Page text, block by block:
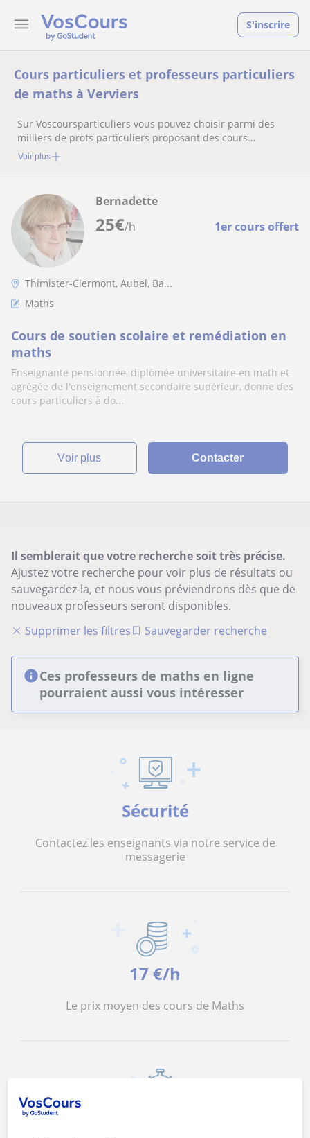
S'inscrire
Cours particuliers et professeurs particuliers
de maths à Verviers
Sur Voscoursparticuliers vous pouvez choisir parmi des
milliers de profs particuliers proposant des cours
particuliers
Voir plus
25€/h 1er cours offert
Bernadette
Thimister-Clermont, Aubel, Ba...
Maths
Cours de soutien scolaire et remédiation en
maths
Enseignante pensionnée, diplômée universitaire en math et
agrégée de l'enseignement secondaire supérieur, donne des
cours particuliers à do...
voir plus Contacter
Il semblerait que votre recherche soit très précise.
Ajustez votre recherche pour voir plus de résultats ou
sauvegardez-la, et nous vous préviendrons dès que de
nouveaux professeurs seront disponibles.
Supprimer les filtres
Sauvegarder recherche
Ces professeurs de maths en ligne
pourraient aussi vous intéresser
Sécurité
Contactez les enseignants via notre service de
messagerie
17 €/h
Le prix moyen des cours de Maths